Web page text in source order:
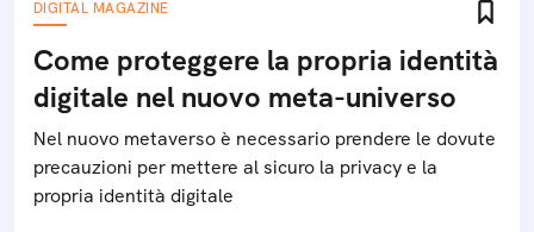
DIGITAL MAGAZINE
Come proteggere la propria identità
digitale nel nuovo meta-universo
Nel nuovo metaverso è necessario prendere le dovute
precauzioni per mettere al sicuro la privacy e la
propria identità digitale